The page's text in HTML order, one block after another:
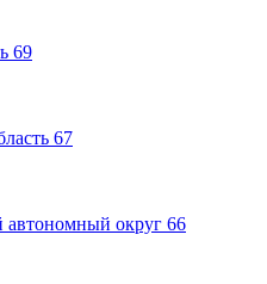
69
67
округ 66